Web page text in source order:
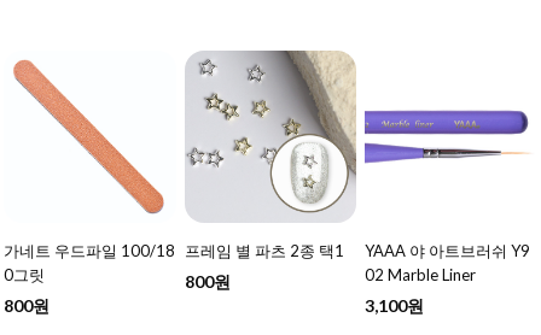
가네트 우드파일 100/18
0그릿
800원
프레임 별 파츠 2종 택1
800원
YAAA 야 아트브러쉬 Y9
02 Marble Liner
3,100원